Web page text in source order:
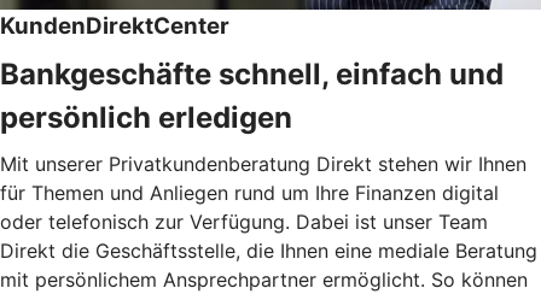
KundenDirektCenter
Bankgeschäfte schnell, einfach und
persönlich erledigen
Mit unserer Privatkundenberatung Direkt stehen wir Ihnen
für Themen und Anliegen rund um Ihre Finanzen digital
oder telefonisch zur Verfügung. Dabei ist unser Team
Direkt die Geschäftsstelle, die Ihnen eine mediale Beratung
mit persönlichem Ansprechpartner ermöglicht. So können